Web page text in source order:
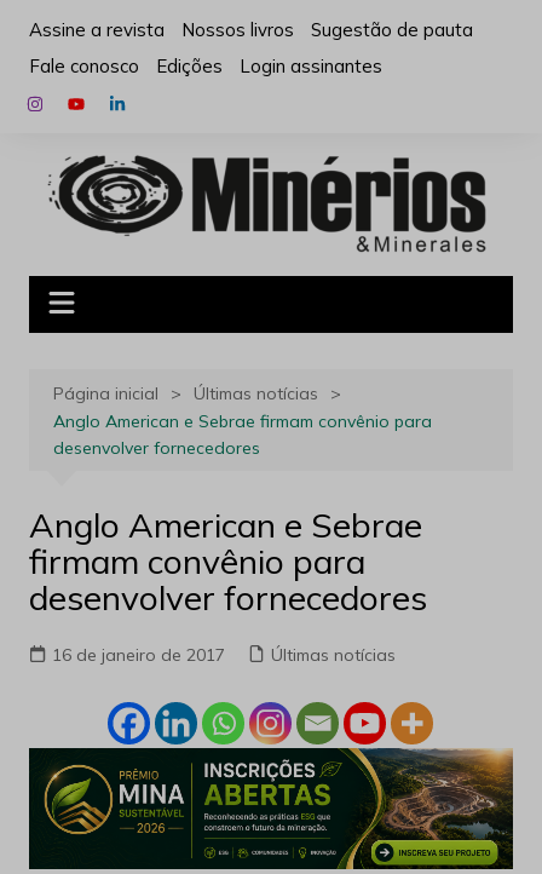
para
conteúdo
Assine a revista Nossos livros
Sugestão de pauta
Fale conosco
Edições Login assinantes
Página inicial
Últimas notícias
Anglo American e Sebrae firmam convênio para
desenvolver fornecedores
Anglo American e Sebrae
firmam convênio para
desenvolver fornecedores
16 de janeiro de 2017 Últimas notícias